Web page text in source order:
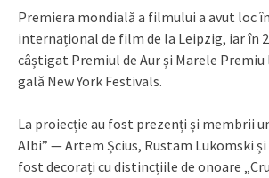
Premiera mondială a filmului a avut loc
internațional de film de la Leipzig, iar în
câștigat Premiul de Aur și Marele
gală New York Festivals.
La proiecție au fost prezenți și membrii
Albi” — Artem Șcius, Rustam Lukomski și
fost decorați cu distincțiile de onoare